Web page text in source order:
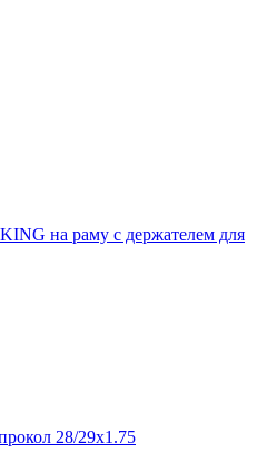
на раму с держателем для
28/29х1.75